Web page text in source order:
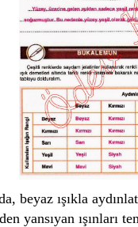
beyaz ışıkla
yansıyan ışınları